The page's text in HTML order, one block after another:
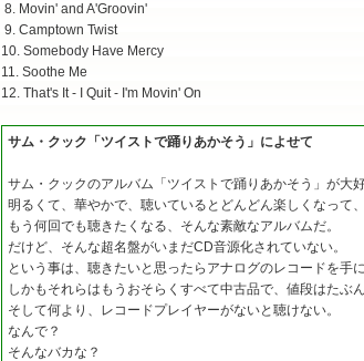
8. Movin' and A'Groovin'
9. Camptown Twist
10. Somebody Have Mercy
11. Soothe Me
12. That's It - I Quit - I'm Movin' On
サム・クック「ツイストで踊りあかそう」によせて
サム・クックのアルバム「ツイストで踊りあかそう」が大好
明るくて、華やかで、聴いているとどんどん楽しくなって、
もう何回でも聴きたくなる、そんな素敵なアルバムだ。
だけど、そんな超名盤がいまだCD音源化されていない。
という事は、聴きたいと思ったらアナログのレコードを手
しかもそれらはもうおそらくすべて中古品で、値段はたぶ
そして何より、レコードプレイヤーがないと聴けない。
なんで？
そんなバカな？